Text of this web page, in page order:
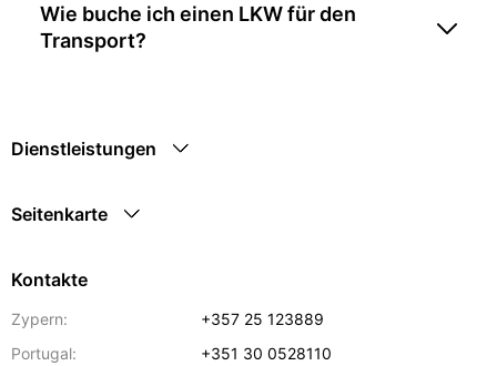
Wie buche ich einen LKW für den
Transport?
Dienstleistungen
Seitenkarte
Kontakte
Zypern:
+357 25 123889
Portugal:
+351 30 0528110